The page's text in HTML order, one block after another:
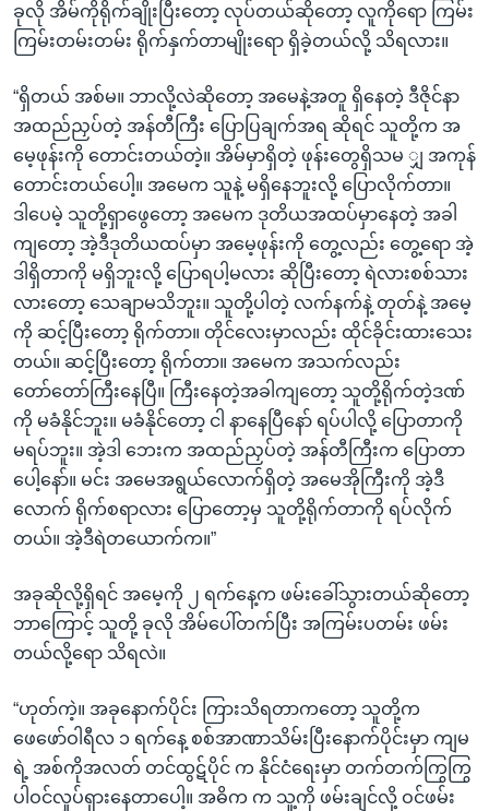
ခုလို အိမ်ကိုရိုက်ချိုးပြီးတော့ လုပ်တယ်ဆိုတော့ လူကိုရော ကြမ်း
ကြမ်းတမ်းတမ်း ရိုက်နှက်တာမျိုးရော ရှိခဲ့တယ်လို့ သိရလား။
“ရှိတယ် အစ်မ။ ဘာလို့လဲဆိုတော့ အမေနဲ့အတူ ရှိနေတဲ့ ဒီဇိုင်နာ
အထည်ညှပ်တဲ့ အန်တီကြီး ပြောပြချက်အရ ဆိုရင် သူတို့က အ
မေ့ဖုန်းကို တောင်းတယ်တဲ့။ အိမ်မှာရှိတဲ့ ဖုန်းတွေရှိသမ ျှ အကုန်
တောင်းတယ်ပေါ့။ အမေက သူနဲ့ မရှိနေဘူးလို့ ပြောလိုက်တာ။
ဒါပေမဲ့ သူတို့ရှာဖွေတော့ အမေက ဒုတိယအထပ်မှာနေတဲ့ အခါ
ကျတော့ အဲ့ဒီဒုတိယထပ်မှာ အမေ့ဖုန်းကို တွေ့လည်း တွေ့ရော အဲ့
ဒါရှိတာကို မရှိဘူးလို့ ပြောရပါ့မလား ဆိုပြီးတော့ ရဲလားစစ်သား
လားတော့ သေချာမသိဘူး။ သူတို့ပါတဲ့ လက်နက်နဲ့ တုတ်နဲ့ အမေ့
ကို ဆင့်ပြီးတော့ ရိုက်တာ။ တိုင်လေးမှာလည်း ထိုင်ခိုင်းထားသေး
တယ်။ ဆင့်ပြီးတော့ ရိုက်တာ။ အမေက အသက်လည်း
တော်တော်ကြီးနေပြီ။ ကြီးနေတဲ့အခါကျတော့ သူတို့ရိုက်တဲ့ဒဏ်
ကို မခံနိုင်ဘူး။ မခံနိုင်တော့ ငါ နာနေပြီနော် ရပ်ပါလို့ ပြောတာကို
မရပ်ဘူး။ အဲ့ဒါ ဘေးက အထည်ညှပ်တဲ့ အန်တီကြီးက ပြောတာ
ပေါ့နော်။ မင်း အမေအရွယ်လောက်ရှိတဲ့ အမေအိုကြီးကို အဲ့ဒီ
လောက် ရိုက်စရာလား ပြောတော့မှ သူတို့ရိုက်တာကို ရပ်လိုက်
တယ်။ အဲ့ဒီရဲတယောက်က။”
အခုဆိုလို့ရှိရင် အမေ့ကို ၂ ရက်နေ့က ဖမ်းခေါ်သွားတယ်ဆိုတော့
ဘာကြောင့် သူတို့ ခုလို အိမ်ပေါ်တက်ပြီး အကြမ်းပတမ်း ဖမ်း
တယ်လို့ရော သိရလဲ။
“ဟုတ်ကဲ့။ အခုနောက်ပိုင်း ကြားသိရတာကတော့ သူတို့က
ဖေဖော်ဝါရီလ ၁ ရက်နေ့ စစ်အာဏာသိမ်းပြီးနောက်ပိုင်းမှာ ကျမ
ရဲ့ အစ်ကိုအလတ် တင်ထွဋ်ပိုင် က နိုင်ငံရေးမှာ တက်တက်ကြွကြွ
ပါဝင်လှုပ်ရှားနေတာပေါ့။ အဓိက က သူ့ကို ဖမ်းချင်လို့ ဝင်ဖမ်း